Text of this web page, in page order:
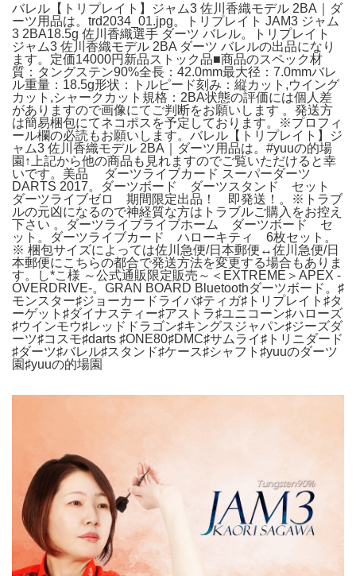
バレル【トリプレイト】ジャム3 佐川香織モデル 2BA｜ダ
ーツ用品は。trd2034_01.jpg。トリプレイト JAM3 ジャム
3 2BA18.5g 佐川香織選手 ダーツ バレル。トリプレイト
ジャム3 佐川香織モデル 2BA ダーツ バレルの出品になり
ます。定価14000円新品ストック品■商品のスペック材
質：タングステン90%全長：42.0mm最大径：7.0mmバレ
ル重量：18.5g形状：トルピード刻み：縦カット,ウイング
カット,シャークカット規格：2BA状態の評価には個人差
がありますので画像にてご判断をお願いします 。発送方
は簡易梱包にてネコポスを予定しております。※プロフィ
ール欄の必読もお願いします。バレル【トリプレイト】ジ
ャム3 佐川香織モデル 2BA｜ダーツ用品は。#yuuの的場
園↑上記から他の商品も見れますのでご覧いただけると幸
いです。美品 ダーツライブカード スーパーダーツ
DARTS 2017。ダーツボード ダーツスタンド セット
ダーツライブゼロ 期間限定出品！ 即発送！。※トラブ
ルの元凶になるので神経質な方はトラブルご購入をお控え
下さい 。ダーツライブライブホーム ダーツボード セ
ット。ダーツライブカード ハローキティ 6枚セット。
※ 梱包サイズによっては佐川急便/日本郵便↔︎佐川急便/日
本郵便にこちらの都合で発送方法を変更する場合もありま
す。し*こ様 ～公式通販限定販売～＜EXTREME＞APEX -
OVERDRIVE-。GRAN BOARD Bluetoothダーツボード。♯
モンスター♯ジョーカードライバ♯ティガ♯トリプレイト♯タ
ーゲット♯ダイナスティー♯アストラ♯ユニコーン♯ハローズ
♯ウインモウ♯レッドドラゴン♯キングスジャパン♯ジーズダ
ーツ♯コスモ♯darts ♯ONE80♯DMC♯サムライ♯トリニダード
♯ダーツ♯バレル♯スタンド♯ケース♯シャフト♯yuuのダーツ
園♯yuuの的場園